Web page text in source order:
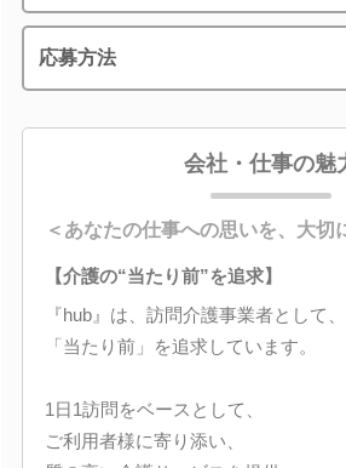
応募方法
会社・仕事の魅
＜あなたの仕事への思いを、大切
【介護の“当たり前”を追求】
『hub』は、訪問介護事業者として、
「当たり前」を追求しています。
1日1訪問をベースとして、
ご利用者様に寄り添い、